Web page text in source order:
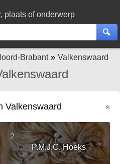
plaats of onderwerp
Brabant Valkenswaard
Valkenswaard
2
P.M.J.C. Hoeks